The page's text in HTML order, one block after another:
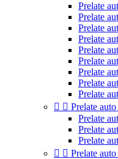
Prelate
Prelate
Prelate
Prelate
Prelate
Prelate
Prelate
Prelate
Prelate
  Prelate
Prelate
Prelate
Prelate
  Prelate